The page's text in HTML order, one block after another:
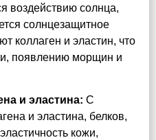
воздействию солнца,
солнцезащитное
коллаген и эластин, что
появлению морщин и
и эластина: С
и эластина, белков,
кожи,